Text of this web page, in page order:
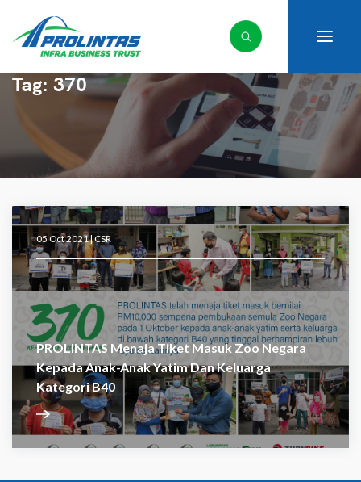
Tag: 370
05 Oct 2021 |CSR
PROLINTAS Menaja Tiket Masuk Zoo Negara
Kepada Anak-Anak Yatim Dan Keluarga
Kategori B40